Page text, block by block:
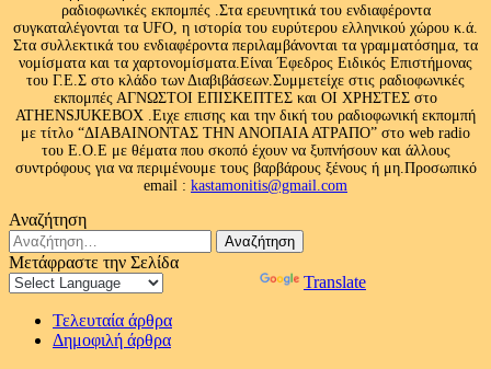
ραδιοφωνικές εκπομπές .Στα ερευνητικά του ενδιαφέροντα
συγκαταλέγονται τα UFO, η ιστορία του ευρύτερου ελληνικού χώρου κ.ά.
Στα συλλεκτικά του ενδιαφέροντα περιλαμβάνονται τα γραμματόσημα, τα
νομίσματα και τα χαρτονομίσματα.Είναι Έφεδρος Ειδικός Επιστήμονας
του Γ.Ε.Σ στο κλάδο των Διαβιβάσεων.Συμμετείχε στις ραδιοφωνικές
εκπομπές ΑΓΝΩΣΤΟΙ ΕΠΙΣΚΕΠΤΕΣ και ΟΙ ΧΡΗΣΤΕΣ στο
ATHENSJUKEBOX .Ειχε επισης και την δική του ραδιοφωνική εκπομπή
με τίτλο “ΔΙΑΒΑΙΝΟΝΤΑΣ ΤΗΝ ΑΝΟΠΑΙΑ ΑΤΡΑΠΟ” στο web radio
του Ε.Ο.Ε με θέματα που σκοπό έχουν να ξυπνήσουν και άλλους
συντρόφους για να περιμένουμε τους βαρβάρους ξένους ή μη.Προσωπικό
email : kastamonitis@gmail.com
Αναζήτηση
Αναζήτηση
για:
Μετάφραστε την Σελίδα
Translate
Τελευταία άρθρα
Δημοφιλή άρθρα